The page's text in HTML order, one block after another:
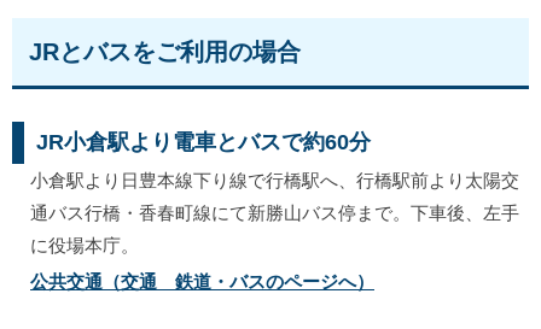
JRとバスをご利用の場合
JR小倉駅より電車とバスで約60分
小倉駅より日豊本線下り線で行橋駅へ、行橋駅前より太陽交
通バス行橋・香春町線にて新勝山バス停まで。下車後、左手
に役場本庁。
公共交通（交通 鉄道・バスのページへ）